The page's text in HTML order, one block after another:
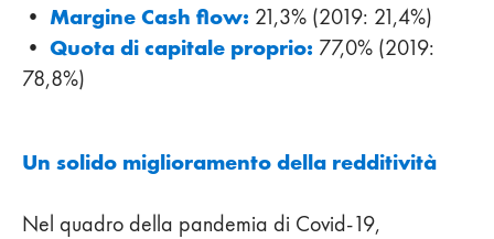
• Margine Cash flow: 21,3% (2019: 21,4%)
• Quota di capitale proprio: 77,0% (2019:
78,8%)
Un solido miglioramento della redditività
Nel quadro della pandemia di Covid-19,